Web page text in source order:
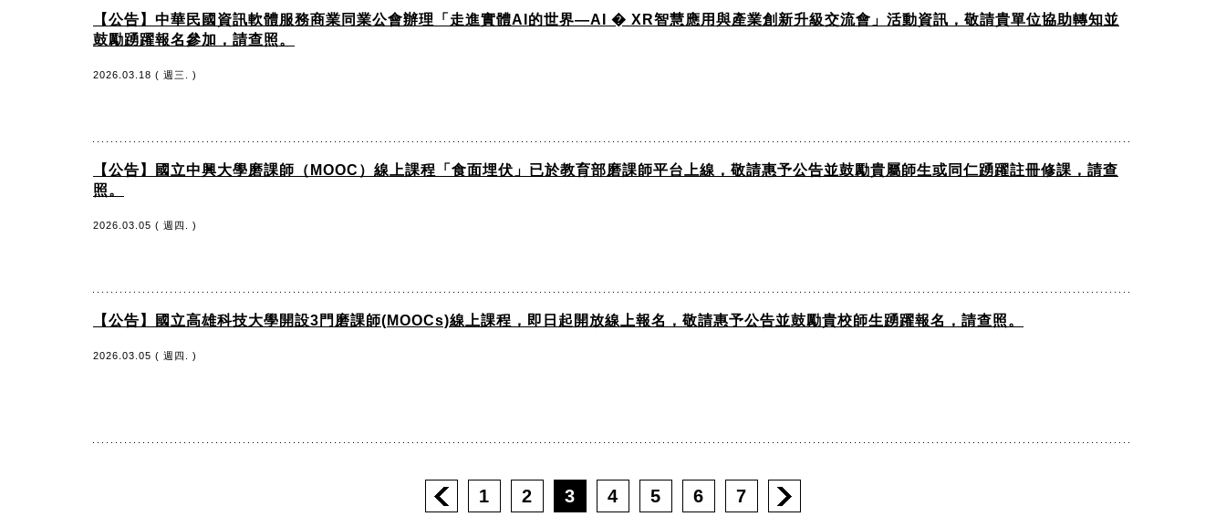
【公告】中華民國資訊軟體服務商業同業公會辦理「走進實體AI的世界—AI � XR智慧應用與產業創新升級交流會」活動資訊，敬請貴單位協助轉知並
鼓勵踴躍報名參加，請查照。
2026.03.18 ( 週三. )
【公告】國立中興大學磨課師（MOOC）線上課程「食面埋伏」已於教育部磨課師平台上線，敬請惠予公告並鼓勵貴屬師生或同仁踴躍註冊修課，請查
照。
2026.03.05 ( 週四. )
【公告】國立高雄科技大學開設3門磨課師(MOOCs)線上課程，即日起開放線上報名，敬請惠予公告並鼓勵貴校師生踴躍報名，請查照。
2026.03.05 ( 週四. )
1 2 3 4 5 6 7